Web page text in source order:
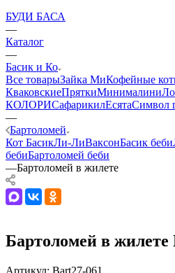
БУДИ БАСА
—
Каталог
—
Басик и Ко
Все товарыЗайка МиКофейные
КваковскиеПряткиМинималини
КОЛОРИСафарикилЕсятаСимвол
—
Бартоломей
Кот БасикЛи-ЛиВаксонБасик беби
бебиБартоломей беби
—Бартоломей в жилете
Бартоломей в жилете
Артикул: Bart27-061